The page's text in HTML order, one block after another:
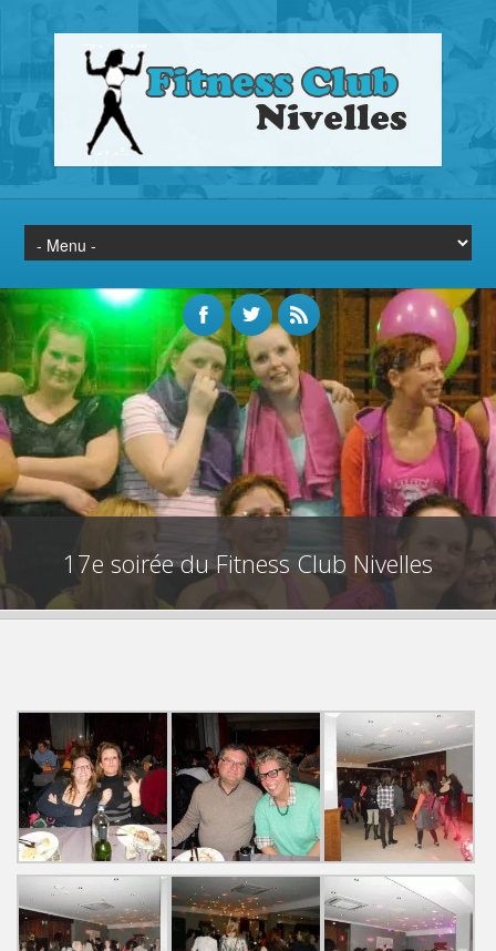
17e soirée du Fitness Club Nivelles